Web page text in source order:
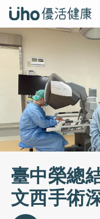
臺中榮總
文西手術